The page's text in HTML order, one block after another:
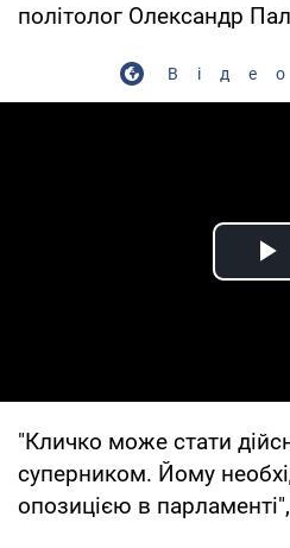
політолог Олександр
"Кличко може стати
суперником. Йому
опозицією в